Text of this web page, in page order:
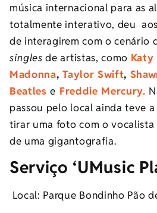
música internacional para as
totalmente interativo, deu
de interagirem com o cenário
singles de artistas, como Katy
Madonna,Taylor Swift,
Beatlese Freddie Mercury.
passou pelo local ainda teve
tirar uma foto com o
de uma gigantografia.
Serviço ‘UMusic
Local: Parque Bondinho Pão